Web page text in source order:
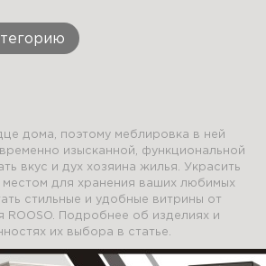
дома, поэтому меблировка в ней
изысканной, функциональной
вкус и дух хозяина жилья. Украсить
местом для хранения ваших любимых
стильные и удобные витрины от
ROOSO. Подробнее об изделиях и
их выбора в статье.